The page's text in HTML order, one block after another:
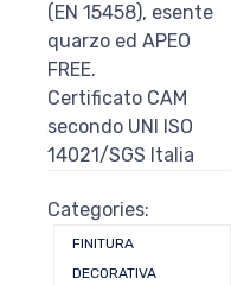
(EN 15458), esente
quarzo ed APEO
FREE.
Certificato CAM
secondo UNI ISO
14021/SGS Italia
Categories:
FINITURA
DECORATIVA